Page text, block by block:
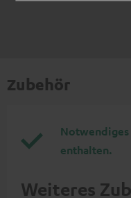
Zubehör
Notwendiges
enthalten.
Weiteres